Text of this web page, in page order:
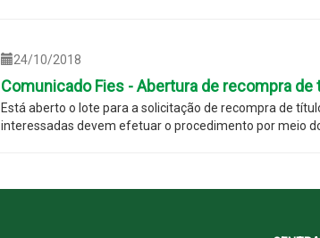
24/10/2018
Comunicado Fies - Abertura de recompra de
Está aberto o lote para a solicitação de recompra de
interessadas devem efetuar o procedimento por meio